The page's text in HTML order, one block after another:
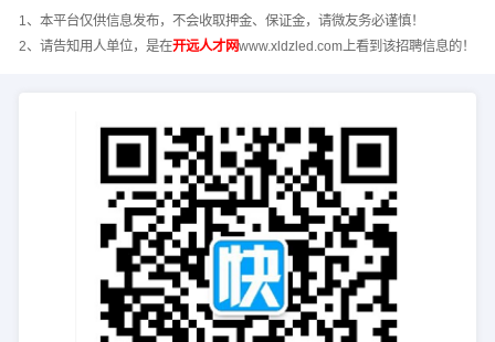
1、本平台仅供信息发布，不会收取押金、保证金，请微友务必谨慎！
2、请告知用人单位，是在开远人才网www.xldzled.com上看到该招聘信息的！